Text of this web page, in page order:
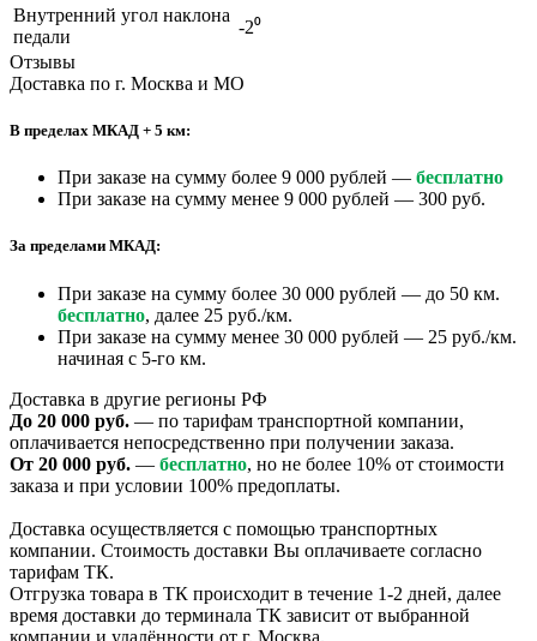
Внутренний угол наклона
педали
-2⁰
Отзывы
Доставка по г. Москва и МО
В пределах МКАД + 5 км:
При заказе на сумму более 9 000 рублей — бесплатно
При заказе на сумму менее 9 000 рублей — 300 руб.
За пределами МКАД:
При заказе на сумму более 30 000 рублей — до 50 км.
бесплатно, далее 25 руб./км.
При заказе на сумму менее 30 000 рублей — 25 руб./км.
начиная с 5-го км.
Доставка в другие регионы РФ
До 20 000 руб. — по тарифам транспортной компании,
оплачивается непосредственно при получении заказа.
От 20 000 руб. — бесплатно, но не более 10% от стоимости
заказа и при условии 100% предоплаты.
Доставка осуществляется с помощью транспортных
компании. Стоимость доставки Вы оплачиваете согласно
тарифам ТК.
Отгрузка товара в ТК происходит в течение 1-2 дней, далее
время доставки до терминала ТК зависит от выбранной
компании и удалённости от г. Москва.